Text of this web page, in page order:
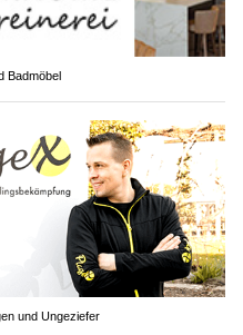
Badmöbel
und Ungeziefer